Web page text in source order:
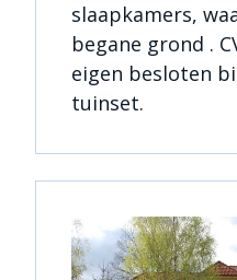
slaapkamers,
begane grond .
eigen besloten
tuinset.